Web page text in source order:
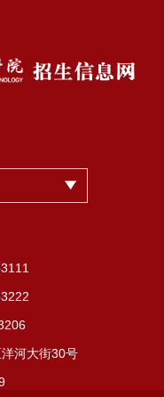
河大街30号